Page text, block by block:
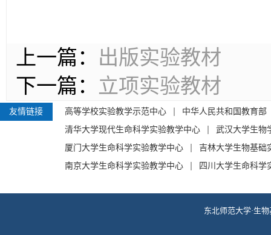
上一篇： 出版实验教材
下一篇： 立项实验教材
友情链接 高等学校实验教学示范中心
中华人民共和国教育部
清华大学现代生命科学实验教学中心
武汉大学生物
厦门大学生命科学实验教学中心
吉林大学生物基础
南京大学生命科学实验教学中心
四川大学生命科学
东北师范大学·生